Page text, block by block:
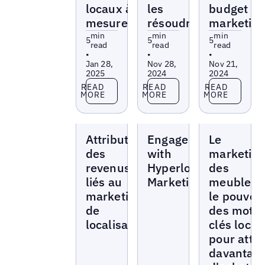
locaux à
mesurer
5min
read
•
Jan 28,
2025
Read more
READ
MORE
les
résoudre
5min
read
•
Nov 28,
2024
Read more
READ
MORE
budget
5min
read
•
Nov 21,
2024
Read more
READ
MORE
Attribution
des
revenus
liés au
marketing
de
localisation
Engage
with
Hyperlocal
Marketing
Le
des
meubles
le pouvoir
des mots
clés
pour